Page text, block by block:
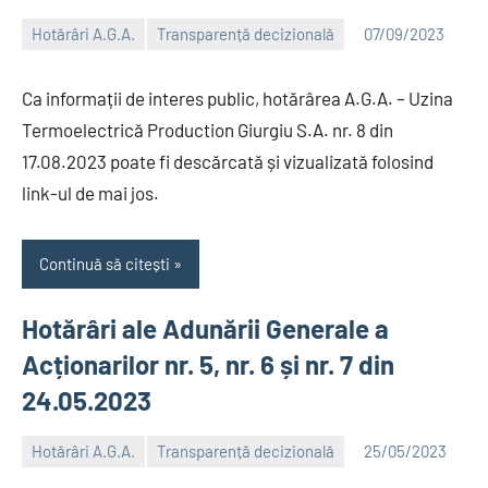
Hotărâri A.G.A. Transparență decizională 07/09/2023
Ca informații de interes public, hotărârea A.G.A. – Uzina
Termoelectrică Production Giurgiu S.A. nr. 8 din
17.08.2023 poate fi descărcată și vizualizată folosind
link-ul de mai jos.
Continuă să citești
Hotărâri ale Adunării Generale a
Acționarilor nr. 5, nr. 6 și nr. 7 din
24.05.2023
Hotărâri A.G.A. Transparență decizională 25/05/2023